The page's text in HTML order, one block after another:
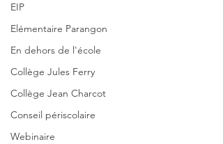
EIP
Elémentaire Parangon
En dehors de l'école
Collège Jules Ferry
Collège Jean Charcot
Conseil périscolaire
Webinaire